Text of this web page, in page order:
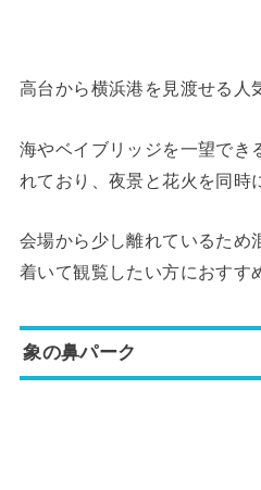
高台から横浜港を見渡せる人
海やベイブリッジを一望でき
れており、夜景と花火を同時
会場から少し離れているため
着いて観覧したい方におすす
象の鼻パーク